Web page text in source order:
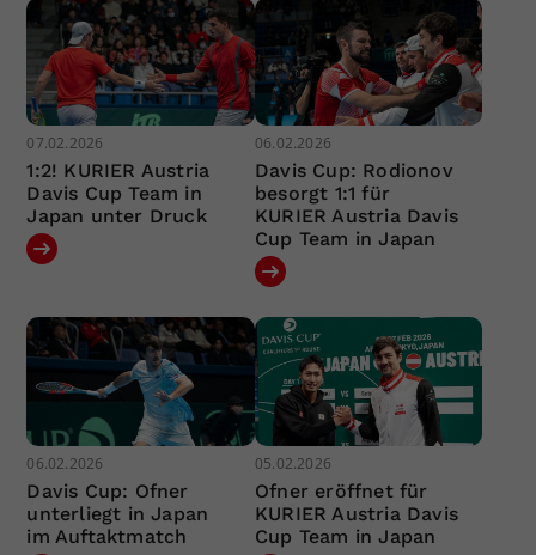
07.02.2026
1:2! KURIER Austria
Davis Cup Team in
Japan unter Druck
06.02.2026
Davis Cup: Rodionov
besorgt 1:1 für
KURIER Austria Davis
Cup Team in Japan
06.02.2026
Davis Cup: Ofner
unterliegt in Japan
im Auftaktmatch
05.02.2026
Ofner eröffnet für
KURIER Austria Davis
Cup Team in Japan